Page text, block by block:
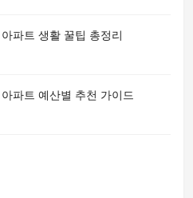
파트 생활 꿀팁 총정리
파트 예산별 추천 가이드